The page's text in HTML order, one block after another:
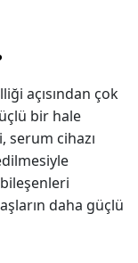
açısından çok
bir hale
serum cihazı
daha güçlü